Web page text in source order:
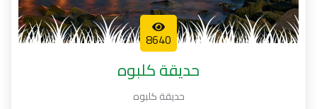
8640
حديقة كلبوه
حديقة كلبوه